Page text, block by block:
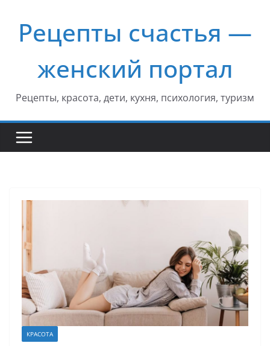
содержимому
Рецепты счастья —
женский портал
Рецепты, красота, дети, кухня, психология, туризм
КРАСОТА